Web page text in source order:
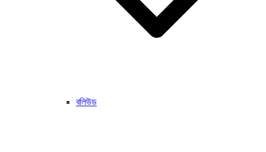
বলিউড